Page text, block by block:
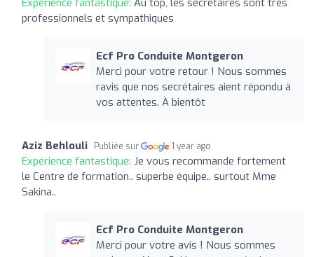
professionnels et sympathiques
Ecf Pro Conduite Montgeron
Merci pour votre retour ! Nous sommes
ravis que nos secrétaires aient répondu à
vos attentes. À bientôt
Aziz Behlouli Publiée sur 1 year ago
Expérience fantastique: Je vous recommande fortement
le Centre de formation.. superbe équipe.. surtout Mme
Sakina..
Ecf Pro Conduite Montgeron
Merci pour votre avis ! Nous sommes